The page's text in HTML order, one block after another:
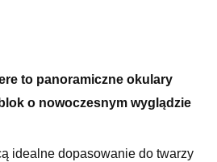
to panoramiczne okulary
o nowoczesnym wyglądzie
idealne dopasowanie do twarzy